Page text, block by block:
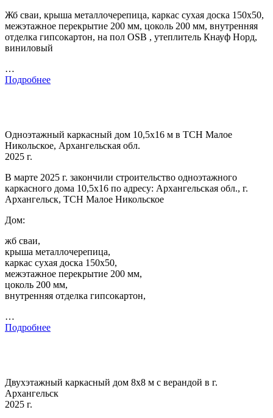
Жб сваи, крыша металлочерепица, каркас сухая доска 150х50,
межэтажное перекрытие 200 мм, цоколь 200 мм, внутренняя
отделка гипсокартон, на пол OSB , утеплитель Кнауф Норд,
виниловый
…
Подробнее
Одноэтажный каркасный дом 10,5х16 м в ТСН Малое
Никольское, Архангельская обл.
2025 г.
В марте 2025 г. закончили строительство одноэтажного
каркасного дома 10,5х16 по адресу: Архангельская обл., г.
Архангельск, ТСН Малое Никольское
Дом:
жб сваи,
крыша металлочерепица,
каркас сухая доска 150х50,
межэтажное перекрытие 200 мм,
цоколь 200 мм,
внутренняя отделка гипсокартон,
…
Подробнее
Двухэтажный каркасный дом 8х8 м с верандой в г.
Архангельск
2025 г.